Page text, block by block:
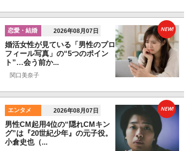
恋愛・結婚 2026年08月07日
婚活女性が見ている「男性のプロ
フィール写真」の“5つのポイン
ト”…会う前か...
関口美奈子
NEW!
エンタメ 2026年08月07日
男性CM起用4位の“隠れCMキン
グ”は『20世紀少年』の元子役。
小倉史也（...
NEW!